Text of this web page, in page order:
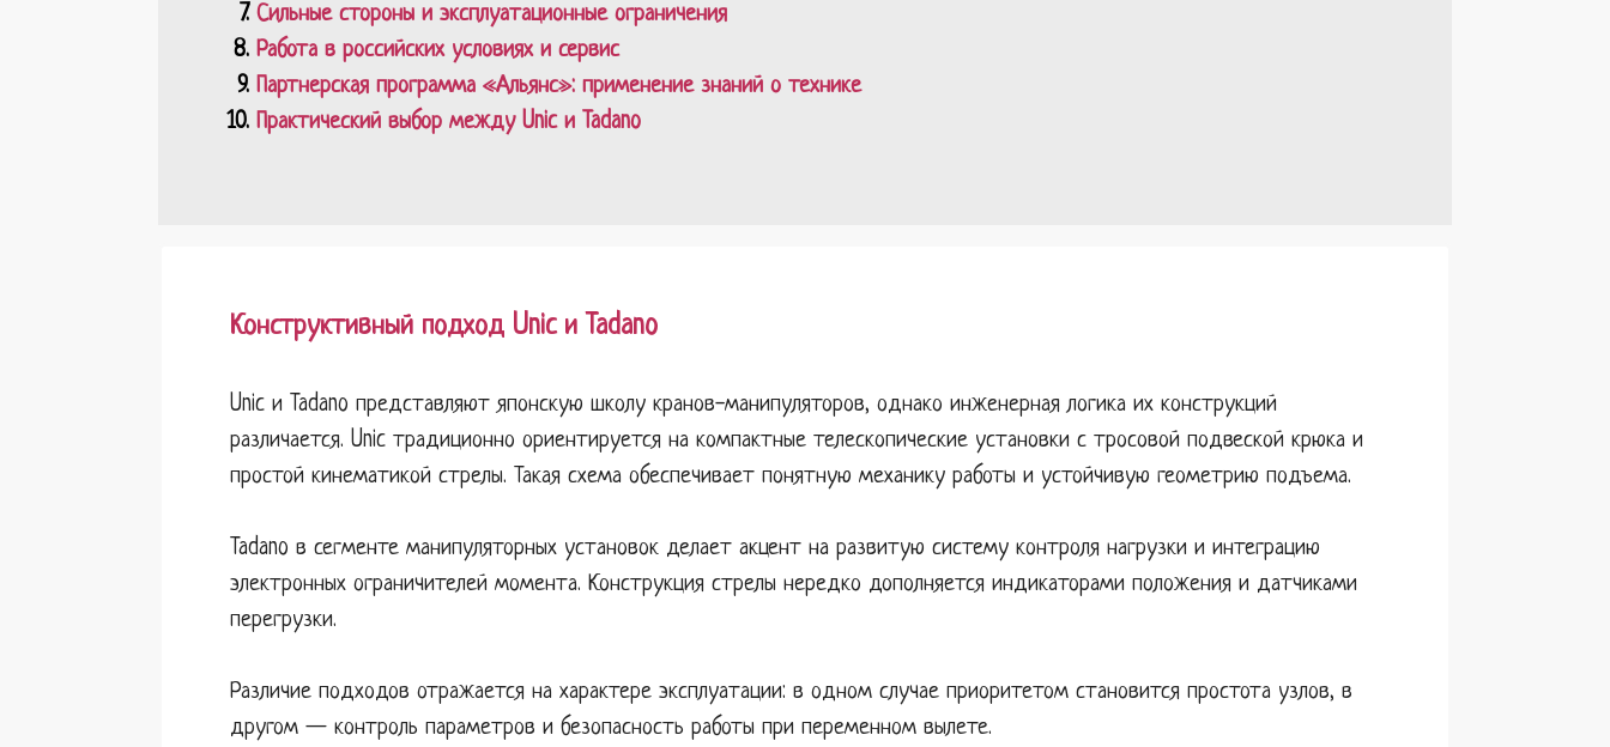
Сильные стороны и эксплуатационные ограничения
Работа в российских условиях и сервис
Партнерская программа «Альянс»: применение знаний о технике
Практический выбор между Unic и Tadano
Конструктивный подход Unic и Tadano
Unic и Tadano представляют японскую школу кранов-манипуляторов, однако инженерная логика их конструкций
различается. Unic традиционно ориентируется на компактные телескопические установки с тросовой подвеской крюка и
простой кинематикой стрелы. Такая схема обеспечивает понятную механику работы и устойчивую геометрию подъема.
Tadano в сегменте манипуляторных установок делает акцент на развитую систему контроля нагрузки и интеграцию
электронных ограничителей момента. Конструкция стрелы нередко дополняется индикаторами положения и датчиками
перегрузки.
Различие подходов отражается на характере эксплуатации: в одном случае приоритетом становится простота узлов, в
другом — контроль параметров и безопасность работы при переменном вылете.